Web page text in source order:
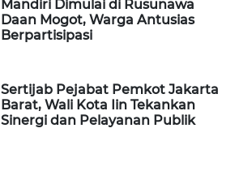
Mandiri Dimulai di Rusunawa
Daan Mogot, Warga Antusias
Berpartisipasi
Sertijab Pejabat Pemkot Jakarta
Barat, Wali Kota Iin Tekankan
Sinergi dan Pelayanan Publik